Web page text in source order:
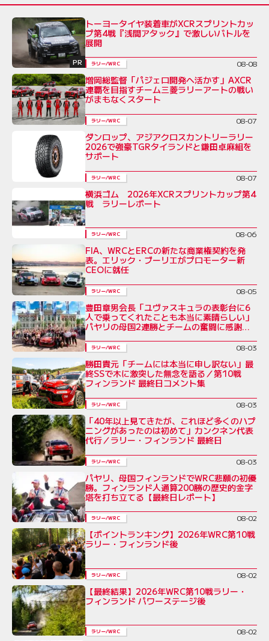
PR
トーヨータイヤ装着車がXCRスプリントカッ
プ第4戦『浅間アタック』で激しいバトルを
展開
ラリー/WRC 08-08
増岡総監督「パジェロ開発へ活かす」AXCR
連覇を目指すチーム三菱ラリーアートの戦い
がまもなくスタート
ラリー/WRC 08-07
ダンロップ、アジアクロスカントリーラリー
2026で強豪TGRタイランドと鎌田卓麻組を
サポート
ラリー/WRC 08-07
横浜ゴム 2026年XCRスプリントカップ第4
戦 ラリーレポート
ラリー/WRC 08-06
FIA、WRCとERCの新たな商業権契約を発
表。エリック・ブーリエがプロモーター新
CEOに就任
ラリー/WRC 08-05
豊田章男会長「ユヴァスキュラの表彰台に6
人で乗ってくれたことも本当に素晴らしい」
パヤリの母国2連勝とチームの奮闘に感謝を
ラリー/WRC 08-03
勝田貴元「チームには本当に申し訳ない」最
終SSで木に激突した無念を語る／第10戦
フィンランド 最終日コメント集
ラリー/WRC 08-03
「40年以上見てきたが、これほど多くのハプ
ニングがあったのは初めて」カンクネン代表
代行／ラリー・フィンランド 最終日
ラリー/WRC 08-03
パヤリ、母国フィンランドでWRC悲願の初優
勝。フィンランド人通算200勝の歴史的金字
塔を打ち立てる【最終日レポート】
ラリー/WRC 08-02
【ポイントランキング】2026年WRC第10戦
ラリー・フィンランド後
ラリー/WRC 08-02
【最終結果】2026年WRC第10戦ラリー・
フィンランド パワーステージ後
ラリー/WRC 08-02